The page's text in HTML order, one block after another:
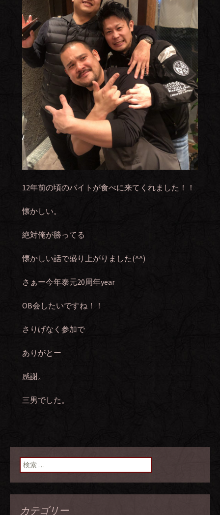
12年前の頃のバイトが食べに来てくれました！！
懐かしい。
絶対俺が勝ってる
懐かしい話で盛り上がりました(^^)
さぁー今年泰元20周年year
OB会したいですね！！
さりげなく参加で
ありがとー
感謝。
三男でした。
検索:
カテゴリー